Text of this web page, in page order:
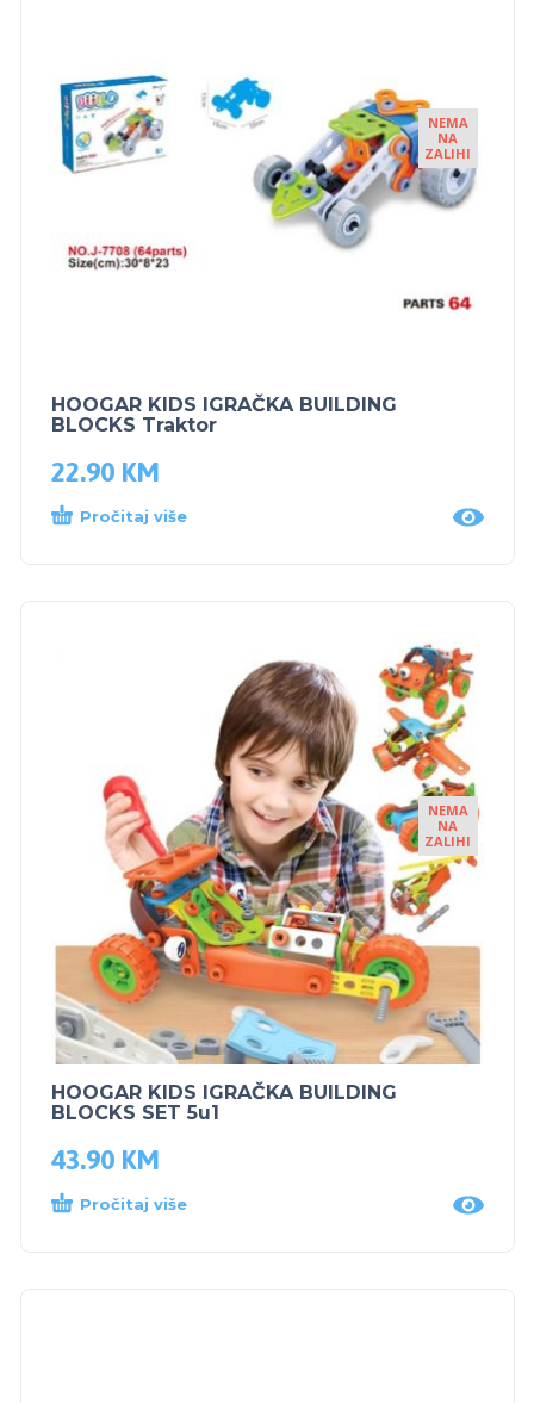
NEMA
NA
ZALIHI
HOOGAR KIDS IGRAČKA BUILDING
BLOCKS Traktor
22.90 KM
Pročitaj više
NEMA
NA
ZALIHI
HOOGAR KIDS IGRAČKA BUILDING
BLOCKS SET 5u1
43.90 KM
Pročitaj više